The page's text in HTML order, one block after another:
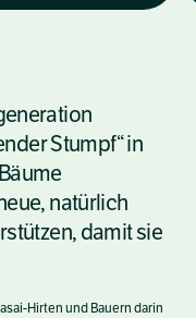
Stumpf“ in
natürlich
damit sie
Hirten und Bauern darin